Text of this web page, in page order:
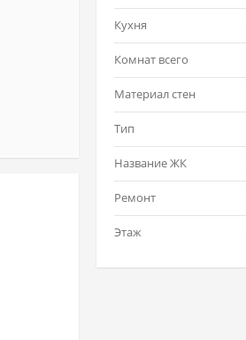
Кухня
Комнат всего
Материал стен
Тип
Название ЖК
Ремонт
Этаж